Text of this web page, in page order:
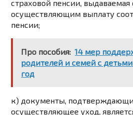
страховой пенсии, выдаваемая
осуществляющим выплату
пенсии;
Про пособия: 14 мер
родителей и семей с детьми
год
к) документы,
осуществляющее уход,